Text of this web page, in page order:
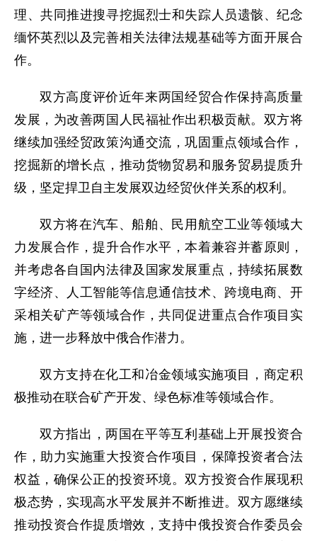
理、共同推进搜寻挖掘烈士和失踪人员遗骸、纪念
缅怀英烈以及完善相关法律法规基础等方面开展合
作。
双方高度评价近年来两国经贸合作保持高质量
发展，为改善两国人民福祉作出积极贡献。双方将
继续加强经贸政策沟通交流，巩固重点领域合作，
挖掘新的增长点，推动货物贸易和服务贸易提质升
级，坚定捍卫自主发展双边经贸伙伴关系的权利。
双方将在汽车、船舶、民用航空工业等领域大
力发展合作，提升合作水平，本着兼容并蓄原则，
并考虑各自国内法律及国家发展重点，持续拓展数
字经济、人工智能等信息通信技术、跨境电商、开
采相关矿产等领域合作，共同促进重点合作项目实
施，进一步释放中俄合作潜力。
双方支持在化工和冶金领域实施项目，商定积
极推动在联合矿产开发、绿色标准等领域合作。
双方指出，两国在平等互利基础上开展投资合
作，助力实施重大投资合作项目，保障投资者合法
权益，确保公正的投资环境。双方投资合作展现积
极态势，实现高水平发展并不断推进。双方愿继续
推动投资合作提质增效，支持中俄投资合作委员会